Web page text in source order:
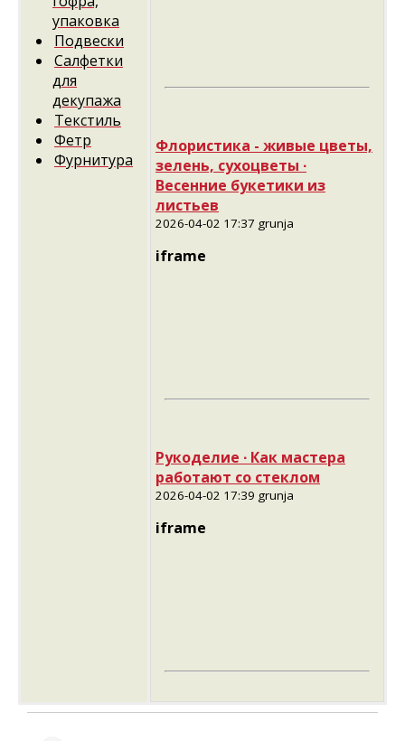
упаковка
Подвески
Салфетки
для
декупажа
Текстиль
Фетр
Фурнитура
Флористика - живые цветы,
зелень, сухоцветы ∙
Весенние букетики из
листьев
2026-04-02 17:37 grunja
iframe
Рукоделие ∙ Как мастера
работают со стеклом
2026-04-02 17:39 grunja
iframe